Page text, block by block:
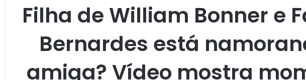
Filha de William Bonner e
Bernardes está
amiga? Vídeo mostra